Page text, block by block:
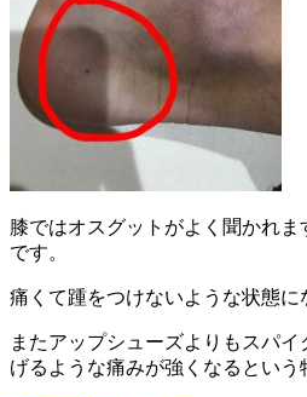
膝ではオスグットがよく聞かれ
です。
痛くて踵をつけないような状態に
またアップシューズよりもスパ
げるような痛みが強くなるという